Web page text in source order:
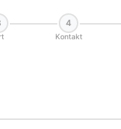
4
Kontakt